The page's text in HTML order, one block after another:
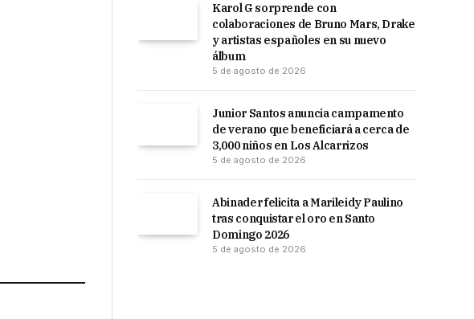
Karol G sorprende con
colaboraciones de Bruno Mars, Drake
y artistas españoles en su nuevo
álbum
5 de agosto de 2026
Junior Santos anuncia campamento
de verano que beneficiará a cerca de
3,000 niños en Los Alcarrizos
5 de agosto de 2026
Abinader felicita a Marileidy Paulino
tras conquistar el oro en Santo
Domingo 2026
5 de agosto de 2026